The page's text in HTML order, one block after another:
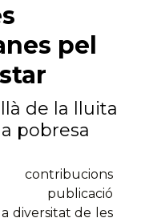
pel
de la lluita
pobresa
publicació
diversitat de les